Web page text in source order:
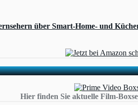
über Smart-Home- und
Hier finden Sie aktuelle Film-